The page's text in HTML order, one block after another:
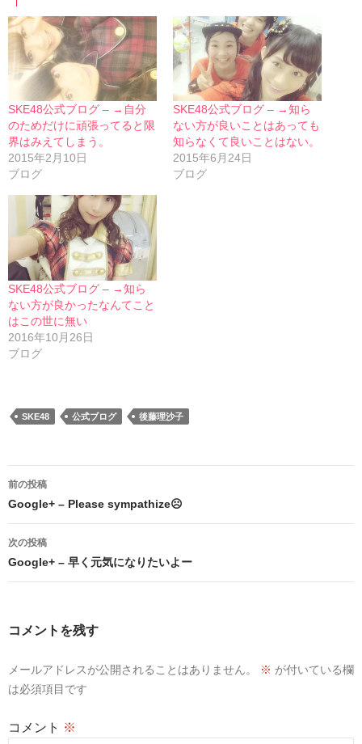
SKE48公式ブログ – →自分
のためだけに頑張ってると限
界はみえてしまう。
2015年2月10日
ブログ
SKE48公式ブログ – →知ら
ない方が良いことはあっても
知らなくて良いことはない。
2015年6月24日
ブログ
SKE48公式ブログ – →知ら
ない方が良かったなんてこと
はこの世に無い
2016年10月26日
ブログ
SKE48 公式ブログ 後藤理沙子
投
稿
ナ
ビ
ョ
前の投稿
Google+ – Please sympathize☹
次の投稿
Google+ – 早く元気になりたいよー
コメントを残す
メールアドレスが公開されることはありません。 ※ が付いている欄
は必須項目です
コメント ※